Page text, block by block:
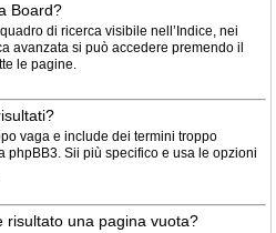
Board?
di ricerca visibile nell’Indice, nei
avanzata si può accedere premendo il
le pagine.
vaga e include dei termini troppo
phpBB3. Sii più specifico e usa le opzioni
risultato una pagina vuota?